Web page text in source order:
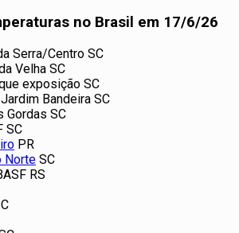
no Brasil em 17/6/26
Serra/Centro SC
Velha SC
exposição SC
Bandeira SC
Gordas SC
SC
PR
Norte SC
RS